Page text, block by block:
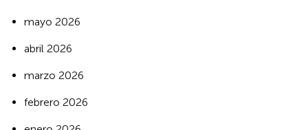
mayo 2026
abril 2026
marzo 2026
febrero 2026